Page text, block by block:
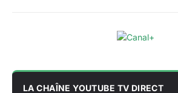
LA CHAÎNE YOUTUBE TV DIRECT